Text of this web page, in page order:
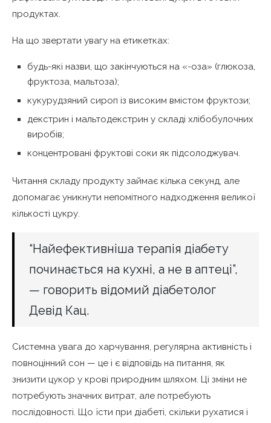
продуктах.
На що звертати увагу на етикетках:
будь-які назви, що закінчуються на «-оза» (глюкоза,
фруктоза, мальтоза);
кукурудзяний сироп із високим вмістом фруктози;
декстрин і мальтодекстрин у складі хлібобулочних
виробів;
концентровані фруктові соки як підсолоджувач.
Читання складу продукту займає кілька секунд, але
допомагає уникнути непомітного надходження великої
кількості цукру.
“Найефективніша терапія діабету
починається на кухні, а не в аптеці”,
— говорить відомий діабетолог
Девід Кац.
Системна увага до харчування, регулярна активність і
повноцінний сон — це і є відповідь на питання, як
знизити цукор у крові природним шляхом. Ці зміни не
потребують значних витрат, але потребують
послідовності. Що їсти при діабеті, скільки рухатися і